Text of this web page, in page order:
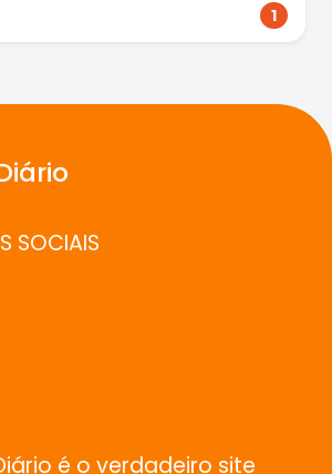
1
SOCIAIS
é o verdadeiro site